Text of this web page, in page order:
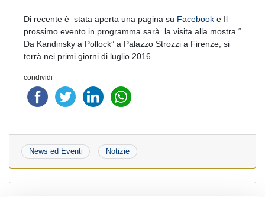
Di recente è stata aperta una pagina su Facebook e Il
prossimo evento in programma sarà la visita alla mostra “
Da Kandinsky a Pollock” a Palazzo Strozzi a Firenze, si
terrà nei primi giorni di luglio 2016.
condividi
News ed Eventi Notizie